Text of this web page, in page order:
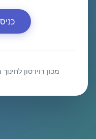
מכון דוידסון